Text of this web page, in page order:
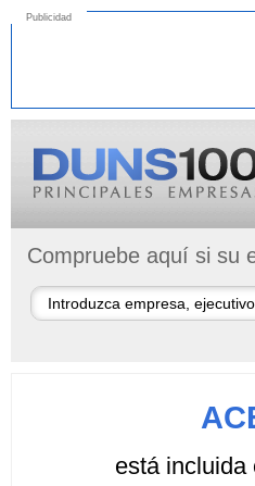
Publicidad
Compruebe aquí si su
está incluida